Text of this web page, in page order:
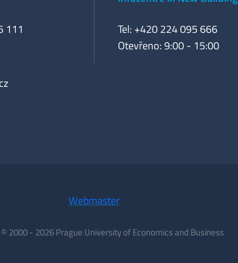
111
Tel: +420 224 095 666
Otevřeno: 9:00 - 15:00
Webmaster
2000 - 2026 Prague University of Economics and Business